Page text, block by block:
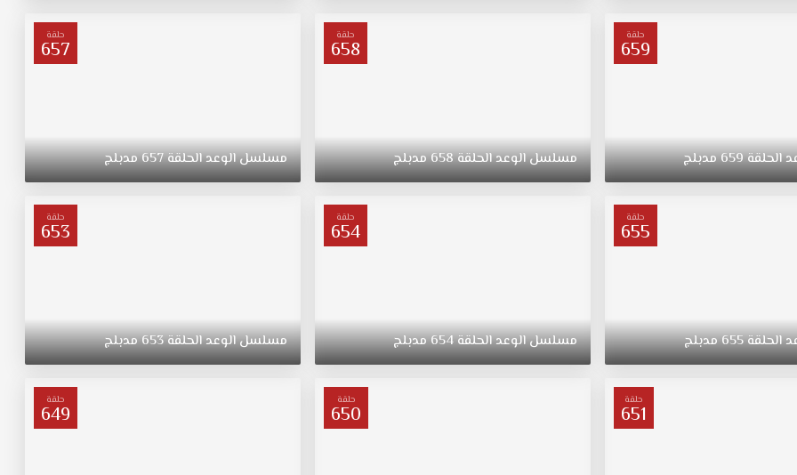
حلقة
659
الحلقة659مدبلج
حلقة
658
مسلسلالوعدالحلقة658مدبلج
حلقة
657
مسلسلالوعدالحلقة657مدبلج
حلقة
655
الحلقة655مدبلج
حلقة
654
مسلسلالوعدالحلقة654مدبلج
حلقة
653
مسلسلالوعدالحلقة653مدبلج
حلقة
651
حلقة
650
حلقة
649